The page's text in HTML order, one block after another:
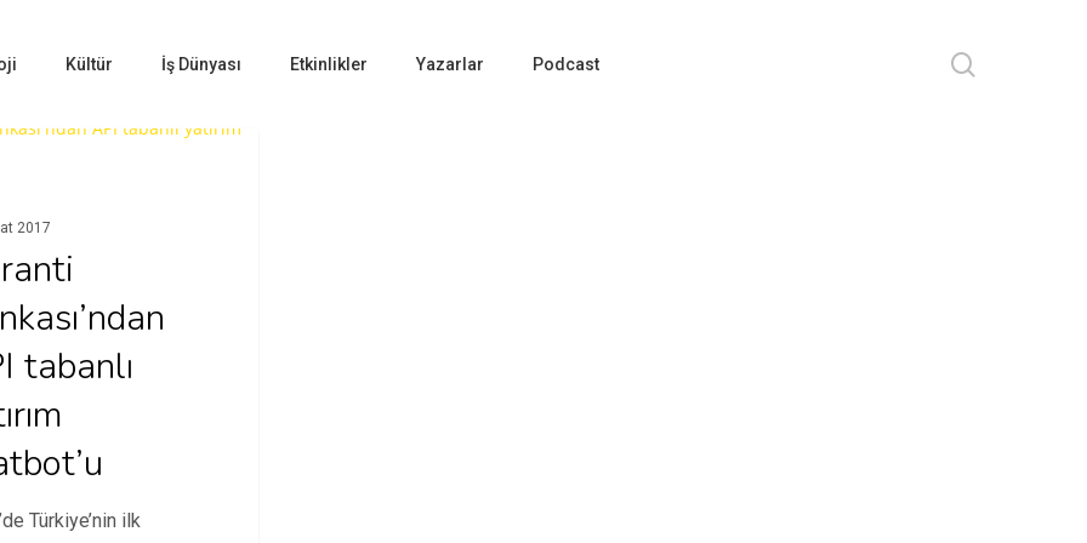
Kültür İş Dünyası Etkinlikler Yazarlar Podcast
2017
tabanlı
Türkiye’nin ilk